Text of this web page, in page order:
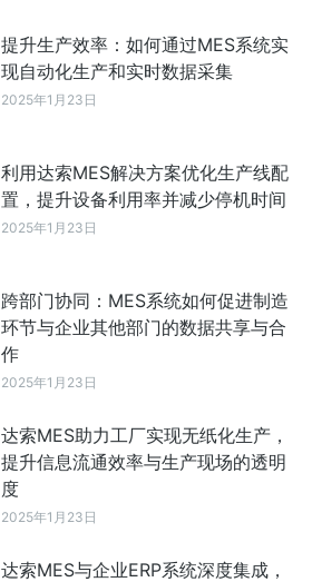
提升生产效率：如何通过MES系统实
现自动化生产和实时数据采集
2025年1月23日
利用达索MES解决方案优化生产线配
置，提升设备利用率并减少停机时间
2025年1月23日
跨部门协同：MES系统如何促进制造
环节与企业其他部门的数据共享与合
作
2025年1月23日
达索MES助力工厂实现无纸化生产，
提升信息流通效率与生产现场的透明
度
2025年1月23日
达索MES与企业ERP系统深度集成，